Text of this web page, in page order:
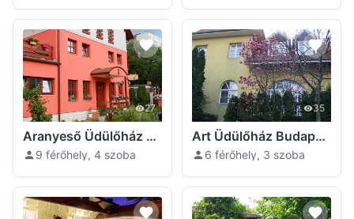
27
Aranyeső Üdülőház Budapest
9 férőhely, 4 szoba
35
Art Üdülőház Budapest
6 férőhely, 3 szoba